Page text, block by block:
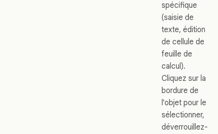
spécifique
(saisie de
texte, édition
de cellule de
feuille de
calcul).
Cliquez sur la
bordure de
l'objet pour le
sélectionner,
déverrouillez-